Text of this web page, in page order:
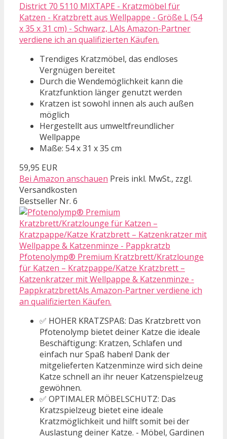
District 70 5110 MIXTAPE - Kratzmöbel für
Katzen - Kratzbrett aus Wellpappe - Größe L (54
x 35 x 31 cm) - Schwarz, LAls Amazon-Partner
verdiene ich an qualifizierten Käufen.
Trendiges Kratzmöbel, das endloses
Vergnügen bereitet
Durch die Wendemöglichkeit kann die
Kratzfunktion länger genutzt werden
Kratzen ist sowohl innen als auch außen
möglich
Hergestellt aus umweltfreundlicher
Wellpappe
Maße: 54 x 31 x 35 cm
59,95 EUR
Bei Amazon anschauen Preis inkl. MwSt., zzgl.
Versandkosten
Bestseller Nr. 6
Pfotenolymp® Premium Kratzbrett/Kratzlounge
für Katzen – Kratzpappe/Katze Kratzbrett –
Katzenkratzer mit Wellpappe & Katzenminze -
PappkratzbrettAls Amazon-Partner verdiene ich
an qualifizierten Käufen.
✅ HOHER KRATZSPAß: Das Kratzbrett von
Pfotenolymp bietet deiner Katze die ideale
Beschäftigung: Kratzen, Schlafen und
einfach nur Spaß haben! Dank der
mitgelieferten Katzenminze wird sich deine
Katze schnell an ihr neuer Katzenspielzeug
gewöhnen.
✅ OPTIMALER MÖBELSCHUTZ: Das
Kratzspielzeug bietet eine ideale
Kratzmöglichkeit und hilft somit bei der
Auslastung deiner Katze. - Möbel, Gardinen